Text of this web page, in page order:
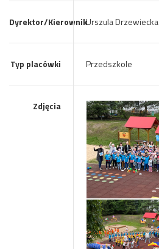
Dyrektor/KierownikUrszula Drzewiecka
Typ placówki Przedszkole
Zdjęcia